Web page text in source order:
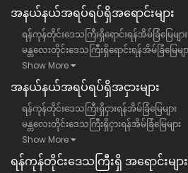
အနယ်နယ်အရပ်ရပ်ရှိအရောင်းများ
ရန်ကုန်တိုင်းဒေသကြီးရှိရောင်းရန်အိမ်ခြံမြေများ
မန္တလေးတိုင်းဒေသကြီးရှိရောင်းရန်အိမ်ခြံမြေမျ
Show More
အနယ်နယ်အရပ်ရပ်ရှိအငှားများ
ရန်ကုန်တိုင်းဒေသကြီးရှိငှားရန်အိမ်ခြံမြေများ
မန္တလေးတိုင်းဒေသကြီးရှိငှားရန်အိမ်ခြံမြေများ
Show More
ရန်​ကုန်တိုင်းဒေသကြီး​ရှိ အရောင်းများ